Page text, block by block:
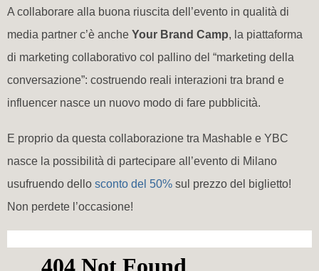
A collaborare alla buona riuscita dell’evento in qualità di
media partner c’è anche Your Brand Camp, la piattaforma
di marketing collaborativo col pallino del “marketing della
conversazione”: costruendo reali interazioni tra brand e
influencer nasce un nuovo modo di fare pubblicità.
E proprio da questa collaborazione tra Mashable e YBC
nasce la possibilità di partecipare all’evento di Milano
usufruendo dello sconto del 50% sul prezzo del biglietto!
Non perdete l’occasione!